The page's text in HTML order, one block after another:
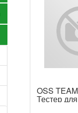
OSS
Тестер для